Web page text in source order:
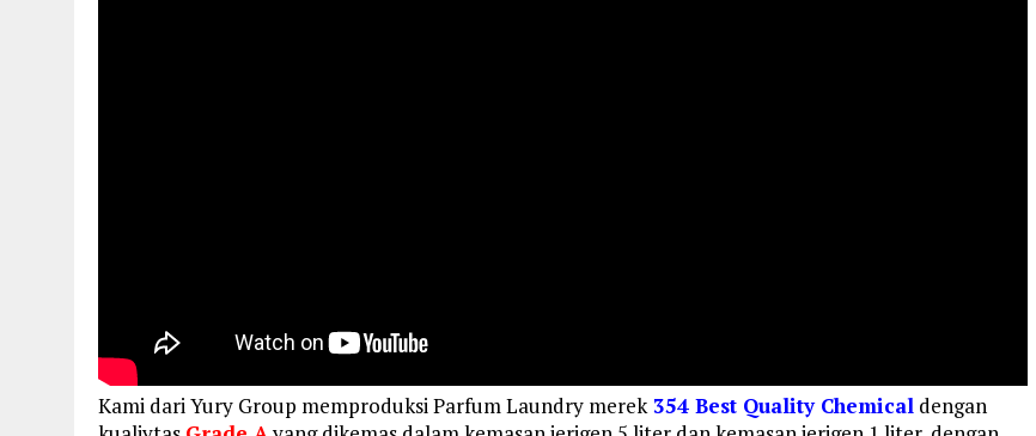
Kami dari Yury Group memproduksi Parfum Laundry merek354 Best Quality Chemical dengan